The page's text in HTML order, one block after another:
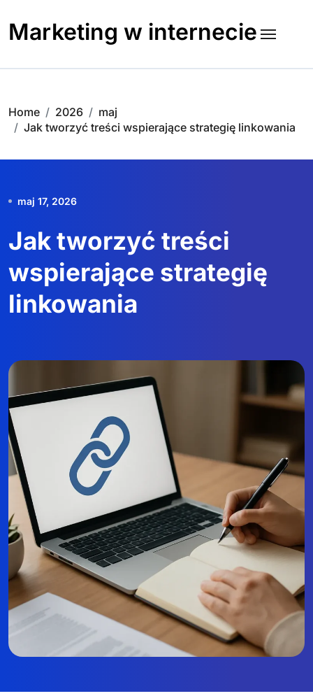
content
Marketing w internecie
Home 2026
maj
Jak tworzyć treści wspierające strategię linkowania
maj 17, 2026
Jak tworzyć treści
wspierające strategię
linkowania